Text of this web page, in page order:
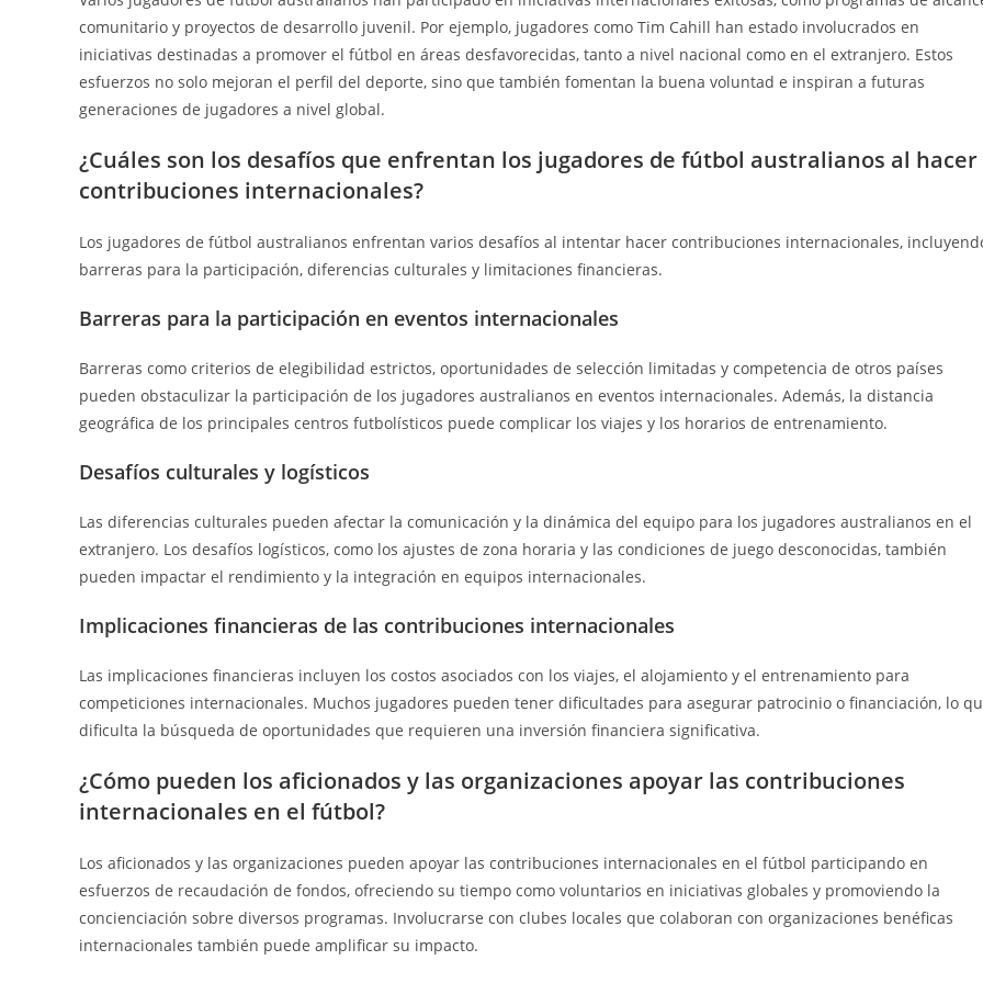
comunitario y proyectos de desarrollo juvenil. Por ejemplo, jugadores como Tim Cahill han estado involucrados en
iniciativas destinadas a promover el fútbol en áreas desfavorecidas, tanto a nivel nacional como en el extranjero. Estos
esfuerzos no solo mejoran el perfil del deporte, sino que también fomentan la buena voluntad e inspiran a futuras
generaciones de jugadores a nivel global.
¿Cuáles son los desafíos que enfrentan los jugadores de fútbol australianos al hacer
contribuciones internacionales?
Los jugadores de fútbol australianos enfrentan varios desafíos al intentar hacer contribuciones internacionales,
barreras para la participación, diferencias culturales y limitaciones financieras.
Barreras para la participación en eventos internacionales
Barreras como criterios de elegibilidad estrictos, oportunidades de selección limitadas y competencia de otros países
pueden obstaculizar la participación de los jugadores australianos en eventos internacionales. Además, la distancia
geográfica de los principales centros futbolísticos puede complicar los viajes y los horarios de entrenamiento.
Desafíos culturales y logísticos
Las diferencias culturales pueden afectar la comunicación y la dinámica del equipo para los jugadores australianos en el
extranjero. Los desafíos logísticos, como los ajustes de zona horaria y las condiciones de juego desconocidas, también
pueden impactar el rendimiento y la integración en equipos internacionales.
Implicaciones financieras de las contribuciones internacionales
Las implicaciones financieras incluyen los costos asociados con los viajes, el alojamiento y el entrenamiento para
competiciones internacionales. Muchos jugadores pueden tener dificultades para asegurar patrocinio o financiación, lo
dificulta la búsqueda de oportunidades que requieren una inversión financiera significativa.
¿Cómo pueden los aficionados y las organizaciones apoyar las contribuciones
internacionales en el fútbol?
Los aficionados y las organizaciones pueden apoyar las contribuciones internacionales en el fútbol participando en
esfuerzos de recaudación de fondos, ofreciendo su tiempo como voluntarios en iniciativas globales y promoviendo la
concienciación sobre diversos programas. Involucrarse con clubes locales que colaboran con organizaciones benéficas
internacionales también puede amplificar su impacto.